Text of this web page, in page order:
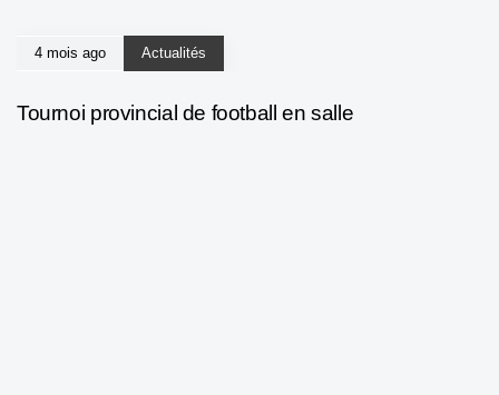
4 mois ago Actualités
Tournoi provincial de football en salle